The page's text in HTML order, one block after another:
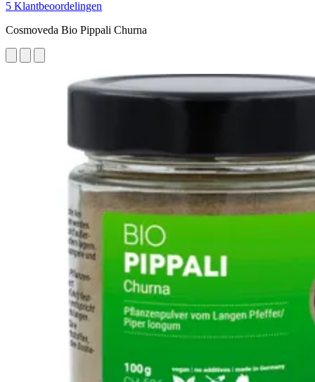
5 Klantbeoordelingen
Cosmoveda Bio Pippali Churna